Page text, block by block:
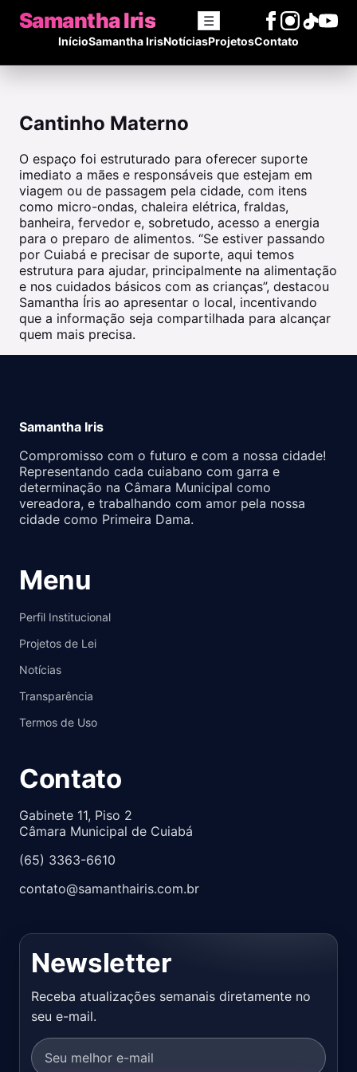
Samantha Iris ☰
InícioSamantha IrisNotíciasProjetosContato
Cantinho Materno
O espaço foi estruturado para oferecer suporte
imediato a mães e responsáveis que estejam em
viagem ou de passagem pela cidade, com itens
como micro-ondas, chaleira elétrica, fraldas,
banheira, fervedor e, sobretudo, acesso a energia
para o preparo de alimentos. “Se estiver passando
por Cuiabá e precisar de suporte, aqui temos
estrutura para ajudar, principalmente na alimentação
e nos cuidados básicos com as crianças”, destacou
Samantha Íris ao apresentar o local, incentivando
que a informação seja compartilhada para alcançar
quem mais precisa.
Samantha Iris
Compromisso com o futuro e com a nossa cidade!
Representando cada cuiabano com garra e
determinação na Câmara Municipal como
vereadora, e trabalhando com amor pela nossa
cidade como Primeira Dama.
Menu
Perfil Institucional
Projetos de Lei
Notícias
Transparência
Termos de Uso
Contato
Gabinete 11, Piso 2
Câmara Municipal de Cuiabá
(65) 3363-6610
contato@samanthairis.com.br
Newsletter
Receba atualizações semanais diretamente no
seu e-mail.